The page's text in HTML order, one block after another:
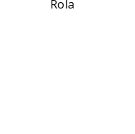
Rola